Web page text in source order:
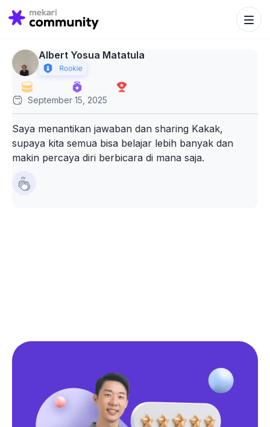
Search
for:
Search
Albert Yosua Matatula
September 15, 2025
Saya menantikan jawaban dan sharing Kakak,
supaya kita semua bisa belajar lebih banyak dan
makin percaya diri berbicara di mana saja.